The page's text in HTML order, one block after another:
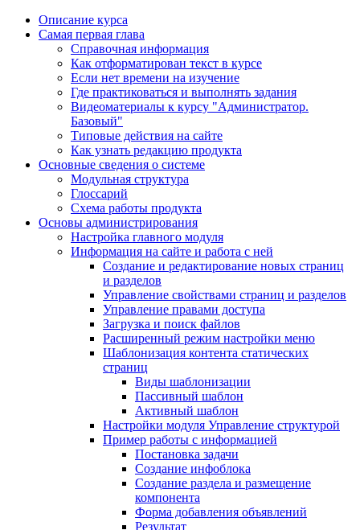
Описание курса
Самая первая глава
Справочная информация
Как отформатирован текст в курсе
Если нет времени на изучение
Где практиковаться и выполнять задания
Видеоматериалы к курсу "Администратор.
Базовый"
Типовые действия на сайте
Как узнать редакцию продукта
Основные сведения о системе
Модульная структура
Глоссарий
Схема работы продукта
Основы администрирования
Настройка главного модуля
Информация на сайте и работа с ней
Создание и редактирование новых страниц
и разделов
Управление свойствами страниц и разделов
Управление правами доступа
Загрузка и поиск файлов
Расширенный режим настройки меню
Шаблонизация контента статических
страниц
Виды шаблонизации
Пассивный шаблон
Активный шаблон
Настройки модуля Управление структурой
Пример работы с информацией
Постановка задачи
Создание инфоблока
Создание раздела и размещение
компонента
Форма добавления объявлений
Результат